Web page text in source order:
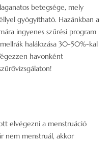
betegsége, mely
gyógyítható. Hazánkban a
ingyenes szűrési program
halálozása 30-50%-kal
havonként
elvégezni a menstruáció
nem menstruál, akkor